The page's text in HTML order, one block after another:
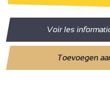
Voir les
Toevoegen